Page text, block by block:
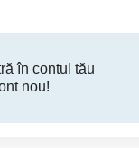
în contul tău
nou!